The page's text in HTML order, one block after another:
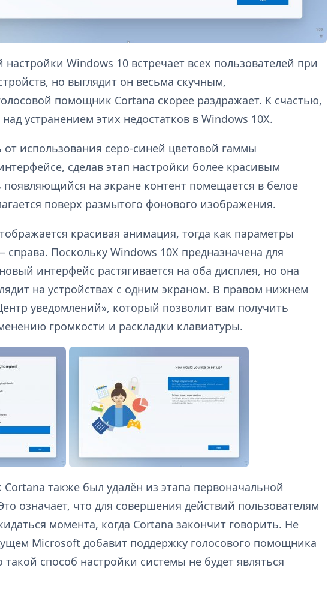
Windows 10 встречает всех пользователей при
но выглядит он весьма скучным,
помощник Cortana скорее раздражает. К счастью,
устранением этих недостатков в Windows 10X.
от использования серо-синей цветовой гаммы
сделав этап настройки более красивым
на экране контент помещается в белое
поверх размытого фонового изображения.
красивая анимация, тогда как параметры
Поскольку Windows 10X предназначена для
интерфейс растягивается на оба дисплея, но она
на устройствах с одним экраном. В правом нижнем
уведомлений», который позволит вам получить
громкости и раскладки клавиатуры.
также был удалён из этапа первоначальной
означает, что для совершения действий пользователям
момента, когда Cortana закончит говорить. Не
Microsoft добавит поддержку голосового помощника
такой способ настройки системы не будет являться